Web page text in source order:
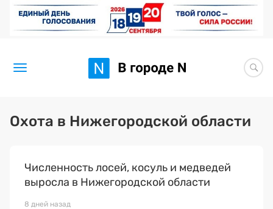
Новости
Здоровье
Охота в Нижегородской области
Численность лосей, косуль и медведей
выросла в Нижегородской области
8 дней назад